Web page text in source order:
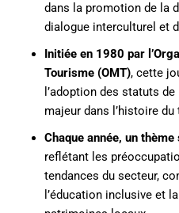
dans la promotion de la
dialogue interculturel et
Initiée en 1980 par
Tourisme (OMT), cette
l’adoption des statuts de
majeur dans l’histoire
Chaque année, un
reflétant les
tendances du secteur,
l’éducation inclusive et